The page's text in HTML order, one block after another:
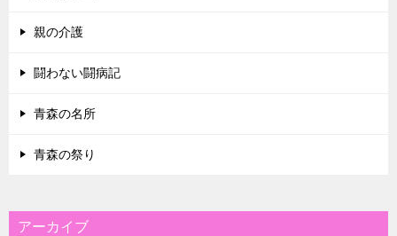
親の介護
闘わない闘病記
青森の名所
青森の祭り
アーカイブ